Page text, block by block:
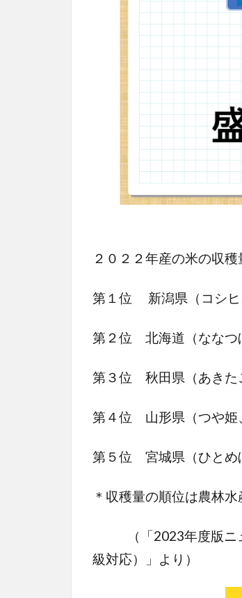
２０２２年産の米の収
第１位 新潟県（コシヒ
第２位 北海道（ななつ
第３位 秋田県（あきた
第４位 山形県（つや姫
第５位 宮城県（ひとめ
＊収穫量の順位は農林
（「2023年度版ニュ
級対応）」より）